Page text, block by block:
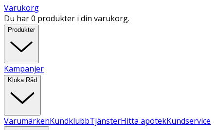
Varukorg
Du har 0 produkter i din varukorg.
Produkter
Kampanjer
Kloka Råd
VarumärkenKundklubbTjänsterHitta apotekKundservice